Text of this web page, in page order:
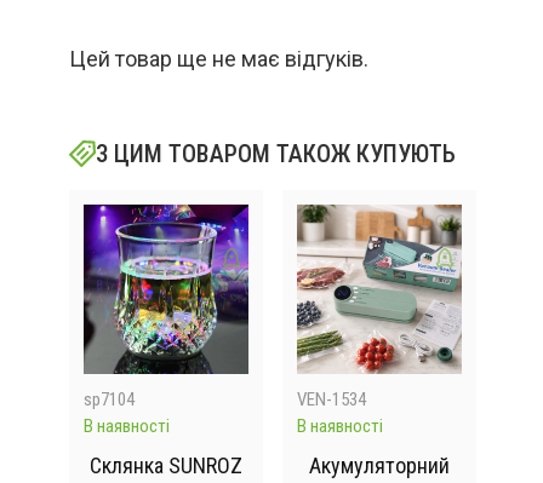
Цей товар ще не має відгуків.
З ЦИМ ТОВАРОМ ТАКОЖ КУПУЮТЬ
sp7104
В наявності
Склянка SUNROZ
VEN-1534
В наявності
Акумуляторний